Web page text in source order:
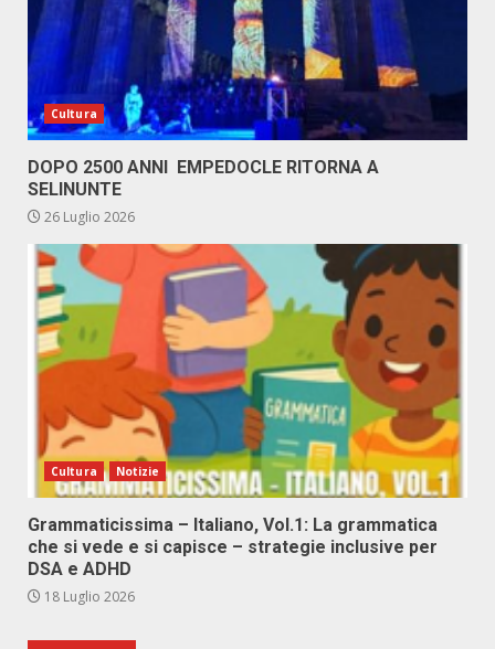
Cultura
DOPO 2500 ANNI EMPEDOCLE RITORNA A
SELINUNTE
26 Luglio 2026
Cultura Notizie
Grammaticissima – Italiano, Vol.1: La grammatica
che si vede e si capisce – strategie inclusive per
DSA e ADHD
18 Luglio 2026